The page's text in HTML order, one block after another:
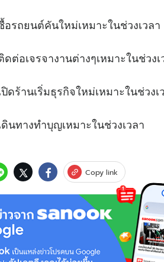
ซื้อรถยนต์คันใหม่เหมาะในช่
ดต่อเจรจางานต่างๆเหมาะใ
ปิดร้านเริ่มธุรกิจใหม่เหมาะใ
เดินทางทำบุญเหมาะในช่ว
Copy link